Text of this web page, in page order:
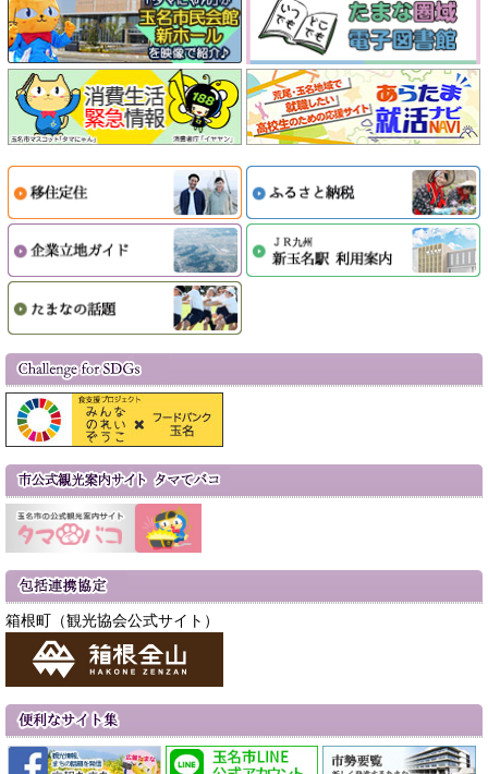
箱根町（観光協会公式サイト）